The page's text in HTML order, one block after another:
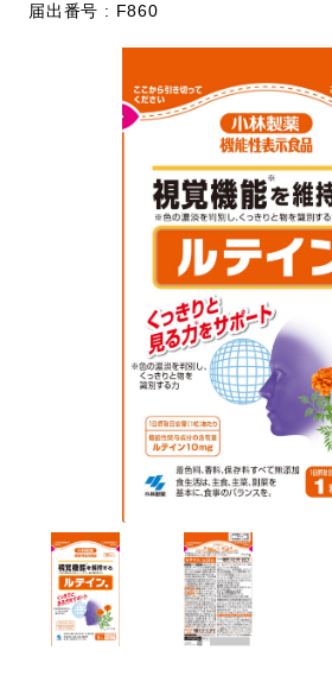
届出番号 : F860